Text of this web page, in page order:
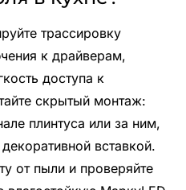
трассировку
к драйверам,
доступа к
скрытый монтаж:
плинтуса или за ним,
вставкой.
от пыли и проверяйте